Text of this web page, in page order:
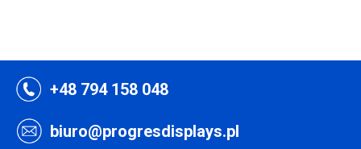
+48 794 158 048
biuro@progresdisplays.pl